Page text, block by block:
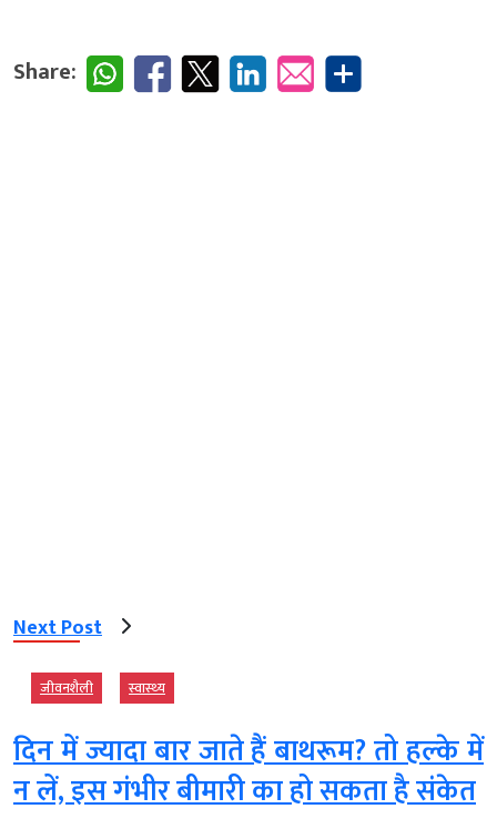
Share:
Next Post
जीवनशैली स्‍वास्‍थ्‍य
दिन में ज्यादा बार जाते हैं बाथरूम? तो हल्‍के में
न लें, इस गंभीर बीमारी का हो सकता है संकेत